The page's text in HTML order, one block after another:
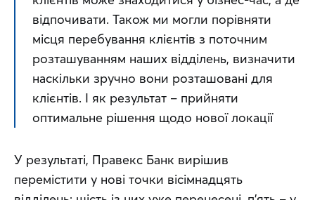
відпочивати. Також ми могли порівняти
місця перебування клієнтів з поточним
розташуванням наших відділень, визначити
наскільки зручно вони розташовані для
клієнтів. І як результат – прийняти
оптимальне рішення щодо нової локації
У результаті, Правекс Банк вирішив
перемістити у нові точки вісімнадцять